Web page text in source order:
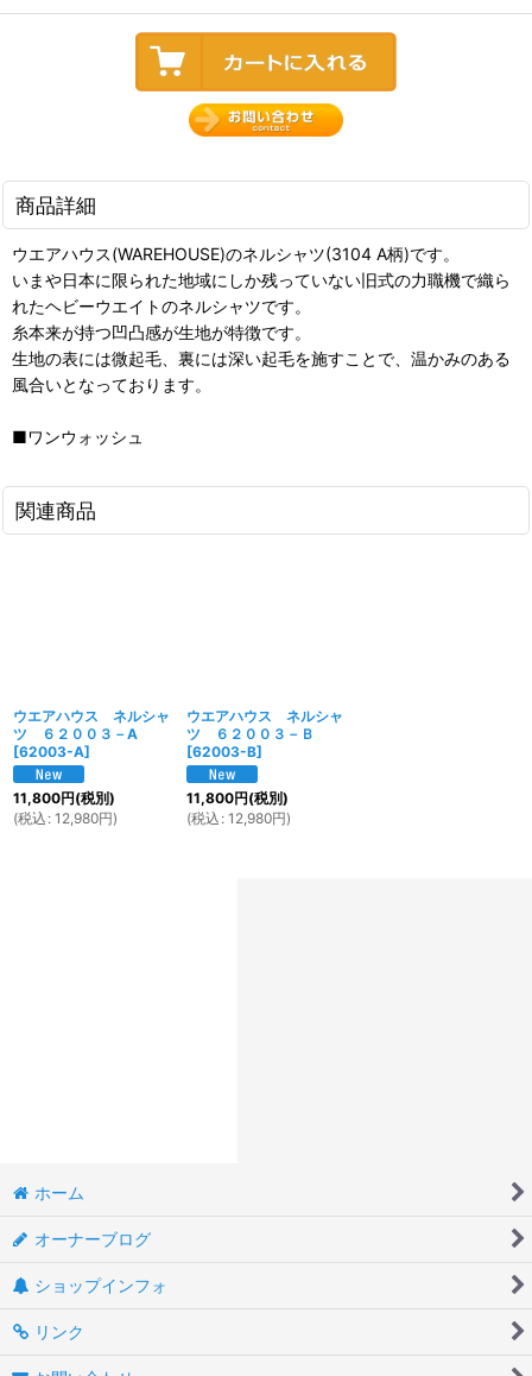
商品詳細
ウエアハウス(WAREHOUSE)のネルシャツ(3104 A柄)です。
いまや日本に限られた地域にしか残っていない旧式の力職機で織ら
れたヘビーウエイトのネルシャツです。
糸本来が持つ凹凸感が生地が特徴です。
生地の表には微起毛、裏には深い起毛を施すことで、温かみのある
風合いとなっております。
■ワンウォッシュ
関連商品
ウエアハウス ネルシャ
ツ ６２００３－A
[62003-A]
11,800円(税別)
(税込 : 12,980円)
ウエアハウス ネルシャ
ツ ６２００３－Ｂ
[62003-B]
11,800円(税別)
(税込 : 12,980円)
ホーム
オーナーブログ
ショップインフォ
リンク